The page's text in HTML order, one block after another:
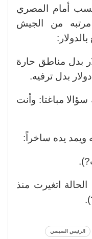
أمام المصري
مرتبه من الجيش
بدل سفر+ 500 دولار بدل مناطق حارة
مباغتا: وأنت
يده ساخراً:
اتغيرت منذ
الرئيس السيسي